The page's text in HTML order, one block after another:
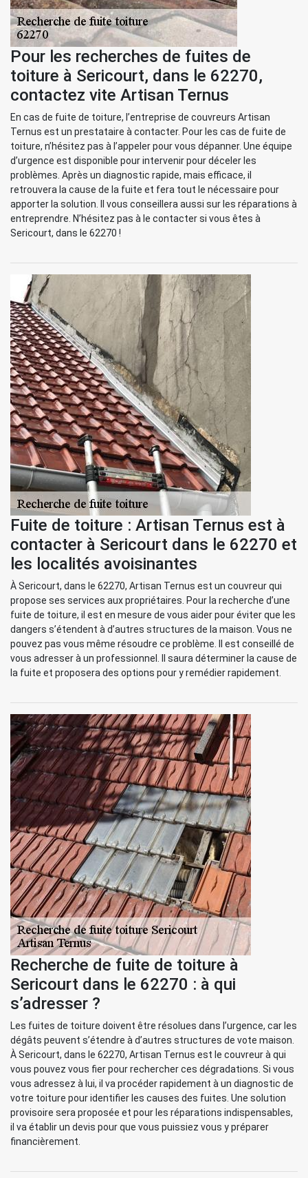
Pour les recherches de fuites de
toiture à Sericourt, dans le 62270,
contactez vite Artisan Ternus
En cas de fuite de toiture, l’entreprise de couvreurs Artisan
Ternus est un prestataire à contacter. Pour les cas de fuite de
toiture, n’hésitez pas à l’appeler pour vous dépanner. Une équipe
d’urgence est disponible pour intervenir pour déceler les
problèmes. Après un diagnostic rapide, mais efficace, il
retrouvera la cause de la fuite et fera tout le nécessaire pour
apporter la solution. Il vous conseillera aussi sur les réparations à
entreprendre. N’hésitez pas à le contacter si vous êtes à
Sericourt, dans le 62270 !
Fuite de toiture : Artisan Ternus est à
contacter à Sericourt dans le 62270 et
les localités avoisinantes
À Sericourt, dans le 62270, Artisan Ternus est un couvreur qui
propose ses services aux propriétaires. Pour la recherche d’une
fuite de toiture, il est en mesure de vous aider pour éviter que les
dangers s’étendent à d’autres structures de la maison. Vous ne
pouvez pas vous même résoudre ce problème. Il est conseillé de
vous adresser à un professionnel. Il saura déterminer la cause de
la fuite et proposera des options pour y remédier rapidement.
Recherche de fuite de toiture à
Sericourt dans le 62270 : à qui
s’adresser ?
Les fuites de toiture doivent être résolues dans l’urgence, car les
dégâts peuvent s’étendre à d’autres structures de vote maison.
À Sericourt, dans le 62270, Artisan Ternus est le couvreur à qui
vous pouvez vous fier pour rechercher ces dégradations. Si vous
vous adressez à lui, il va procéder rapidement à un diagnostic de
votre toiture pour identifier les causes des fuites. Une solution
provisoire sera proposée et pour les réparations indispensables,
il va établir un devis pour que vous puissiez vous y préparer
financièrement.